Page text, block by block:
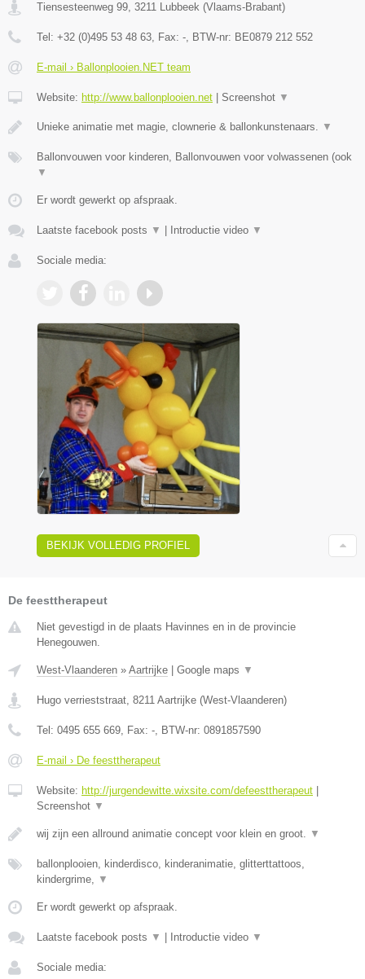
Tiensesteenweg 99, 3211 Lubbeek (Vlaams-Brabant)
Tel: +32 (0)495 53 48 63, Fax: -, BTW-nr: BE0879 212 552
E-mail › Ballonplooien.NET team
Website: http://www.ballonplooien.net Screenshot ▼
Unieke animatie met magie, clownerie & ballonkunstenaars. ▼
Ballonvouwen voor kinderen, Ballonvouwen voor volwassenen (ook
▼
Er wordt gewerkt op afspraak.
Laatste facebook posts ▼ Introductie video ▼
Sociale media:
BEKIJK VOLLEDIG PROFIEL
De feesttherapeut
Niet gevestigd in de plaats Havinnes en in de provincie
Henegouwen.
West-Vlaanderen » Aartrijke | Google maps ▼
Hugo verrieststraat 8211 Aartrijke (West-Vlaanderen)
Tel: 0495 655 669 , Fax: - , BTW-nr: 0891857590
E-mail › De feesttherapeut
Website: http://jurgendewitte.wixsite.com/defeesttherapeut |
Screenshot ▼
wij zijn een allround animatie concept voor klein en groot. ▼
ballonplooien, kinderdisco, kinderanimatie, glitterttattoos,
kindergrime,
▼
Er wordt gewerkt op afspraak.
Laatste facebook posts ▼ | Introductie video ▼
Sociale media: